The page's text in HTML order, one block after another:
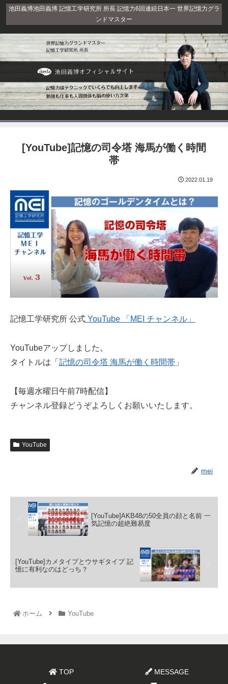
池田義博池田義博 記憶工学研究所 所長 記憶力6回連続日本一 世界記憶力グラ
ンドマスター
[YouTube]記憶の司令塔 海馬が働く時間
帯
2022.01.19
記憶工学研究所 公式 YouTube 「MEI チャンネル」
YouTubeアップしました。
タイトルは「 記憶の司令塔 海馬が働く時間帯 」
【毎週水曜日午前7時配信】
チャンネル登録どうぞよろしくお願いいたします。
YouTube
mei
[YouTube]AKB48の50全員の顔と名前 一
気記憶の超絶難易度
[YouTube]カメタイプとウサギタイプ 記
憶に有利なのはどっち？
ホーム YouTube
TOP
MESSAGE